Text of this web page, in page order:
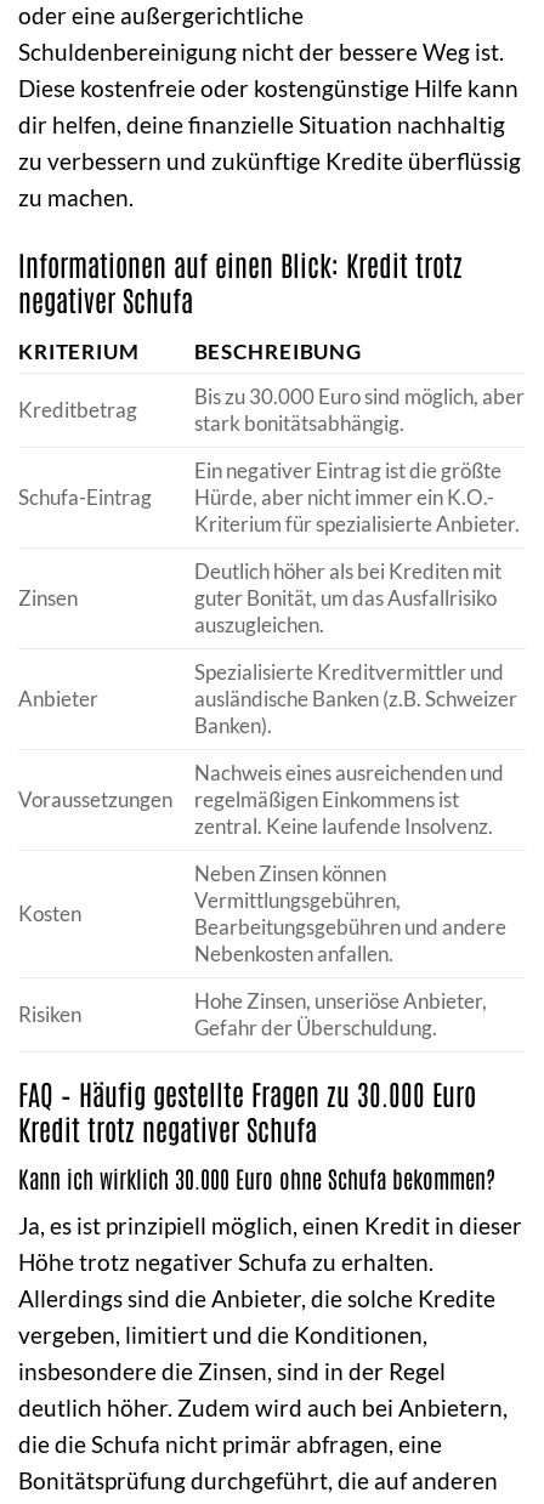
oder eine außergerichtliche
Schuldenbereinigung nicht der bessere Weg ist.
Diese kostenfreie oder kostengünstige Hilfe kann
dir helfen, deine finanzielle Situation nachhaltig
zu verbessern und zukünftige Kredite überflüssig
zu machen.
Informationen auf einen Blick: Kredit trotz
negativer Schufa
KRITERIUM BESCHREIBUNG
Kreditbetrag
Bis zu 30.000 Euro sind möglich, aber
stark bonitätsabhängig.
Schufa-Eintrag
Ein negativer Eintrag ist die größte
Hürde, aber nicht immer ein K.O.-
Kriterium für spezialisierte Anbieter.
Zinsen
Deutlich höher als bei Krediten mit
guter Bonität, um das Ausfallrisiko
auszugleichen.
Anbieter
Spezialisierte Kreditvermittler und
ausländische Banken (z.B. Schweizer
Banken).
Voraussetzungen
Nachweis eines ausreichenden und
regelmäßigen Einkommens ist
zentral. Keine laufende Insolvenz.
Kosten
Neben Zinsen können
Vermittlungsgebühren,
Bearbeitungsgebühren und andere
Nebenkosten anfallen.
Risiken
Hohe Zinsen, unseriöse Anbieter,
Gefahr der Überschuldung.
FAQ – Häufig gestellte Fragen zu 30.000 Euro
Kredit trotz negativer Schufa
Kann ich wirklich 30.000 Euro ohne Schufa bekommen?
Ja, es ist prinzipiell möglich, einen Kredit in dieser
Höhe trotz negativer Schufa zu erhalten.
Allerdings sind die Anbieter, die solche Kredite
vergeben, limitiert und die Konditionen,
insbesondere die Zinsen, sind in der Regel
deutlich höher. Zudem wird auch bei Anbietern,
die die Schufa nicht primär abfragen, eine
Bonitätsprüfung durchgeführt, die auf anderen